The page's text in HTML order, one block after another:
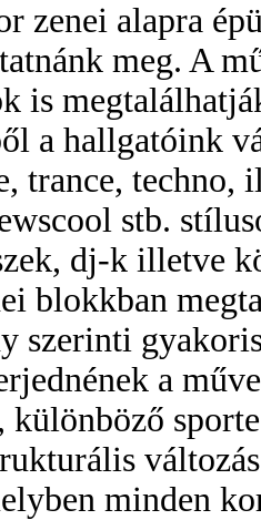
zenei alapra
meg. A
is
a hallgatóink
trance, techno,
stb.
dj-k illetve
blokkban
szerinti
a
különböző
minden